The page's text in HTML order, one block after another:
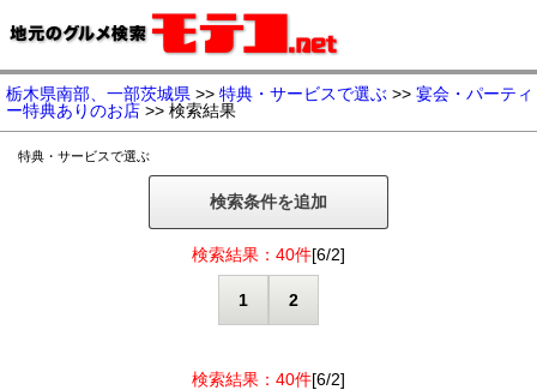
栃木県南部、一部茨城県 >> 特典・サービスで選ぶ >> 宴会・パーティ
ー特典ありのお店 >> 検索結果
特典・サービスで選ぶ
検索条件を追加
検索結果：40件[6/2]
1 2
検索結果：40件[6/2]